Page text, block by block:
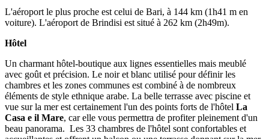
L'aéroport le plus proche est celui de Bari, à 144 km (1h41 m en
voiture). L'aéroport de Brindisi est situé à 262 km (2h49m).
Hôtel
Un charmant hôtel-boutique aux lignes essentielles mais meublé
avec goût et précision. Le noir et blanc utilisé pour définir les
chambres et les zones communes est combiné à de nombreux
éléments de style ethnique arabe. La belle terrasse avec piscine et
vue sur la mer est certainement l'un des points forts de l'hôtel La
Casa e il Mare, car elle vous permettra de profiter pleinement d'un
beau panorama. Les 33 chambres de l'hôtel sont confortables et